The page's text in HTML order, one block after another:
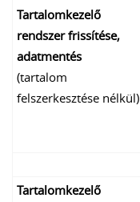
Tartalomkezelő
rendszer frissítése,
adatmentés
(tartalom
felszerkesztése nélkül)
Tartalomkezelő